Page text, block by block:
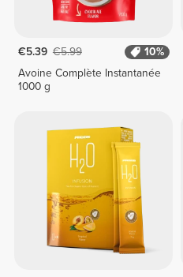
€5.39 €5.99
10%
Avoine Complète Instantanée
1000 g